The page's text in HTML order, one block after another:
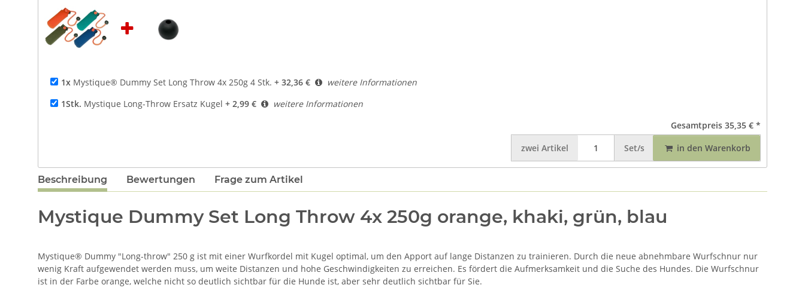
1x Mystique® Dummy Set Long Throw 4x 250g 4 Stk. + 32,36 €
weitere Informationen
1Stk. Mystique Long-Throw Ersatz Kugel + 2,99 €
weitere Informationen
Gesamtpreis 35,35 € *
zwei Artikel Set/s in den Warenkorb
Beschreibung Bewertungen Frage zum Artikel
Mystique Dummy Set Long Throw 4x 250g orange, khaki, grün, blau
Mystique® Dummy "Long-throw" 250 g ist mit einer Wurfkordel mit Kugel optimal, um den Apport auf lange Distanzen zu trainieren. Durch die neue abnehmbare Wurfschnur nur
wenig Kraft aufgewendet werden muss, um weite Distanzen und hohe Geschwindigkeiten zu erreichen. Es fördert die Aufmerksamkeit und die Suche des Hundes. Die Wurfschnur
ist in der Farbe orange, welche nicht so deutlich sichtbar für die Hunde ist, aber sehr deutlich sichtbar für Sie.